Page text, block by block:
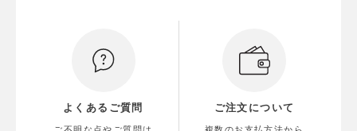
よくあるご質問 ご注文について